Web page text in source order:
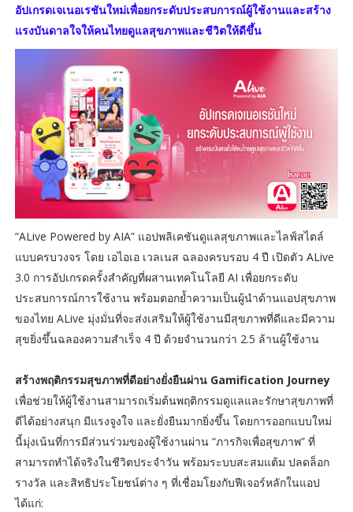
อัปเกรดเจเนอเรชันใหม่เพื่อยกระดับประสบการณ์ผู้ใช้งานและสร้าง
แรงบันดาลใจให้คนไทยดูแลสุขภาพและชีวิตให้ดีขึ้น
“ALive Powered by AIA” แอปพลิเคชันดูแลสุขภาพและไลฟ์สไตล์
แบบครบวงจร โดย เอไอเอ เวลเนส ฉลองครบรอบ 4 ปี เปิดตัว ALive
3.0 การอัปเกรดครั้งสำคัญที่ผสานเทคโนโลยี AI เพื่อยกระดับ
ประสบการณ์การใช้งาน พร้อมตอกย้ำความเป็นผู้นำด้านแอปสุขภาพ
ของไทย ALive มุ่งมั่นที่จะส่งเสริมให้ผู้ใช้งานมีสุขภาพที่ดีและมีความ
สุขยิ่งขึ้นฉลองความสำเร็จ 4 ปี ด้วยจำนวนกว่า 2.5 ล้านผู้ใช้งาน
สร้างพฤติกรรมสุขภาพที่ดีอย่างยั่งยืนผ่าน Gamification Journey
เพื่อช่วยให้ผู้ใช้งานสามารถเริ่มต้นพฤติกรรมดูแลและรักษาสุขภาพที่
ดีได้อย่างสนุก มีแรงจูงใจ และยั่งยืนมากยิ่งขึ้น โดยการออกแบบใหม่
นี้มุ่งเน้นที่การมีส่วนร่วมของผู้ใช้งานผ่าน “ภารกิจเพื่อสุขภาพ” ที่
สามารถทำได้จริงในชีวิตประจำวัน พร้อมระบบสะสมแต้ม ปลดล็อก
รางวัล และสิทธิประโยชน์ต่าง ๆ ที่เชื่อมโยงกับฟีเจอร์หลักในแอป
ได้แก่: